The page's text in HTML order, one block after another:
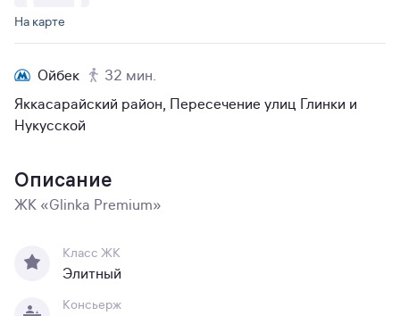
На карте
Ойбек
32 мин.
Яккасарайский район, Пересечение улиц Глинки и
Нукусской
Описание
ЖК «Glinka Premium»
Класс ЖК
Элитный
Консьерж